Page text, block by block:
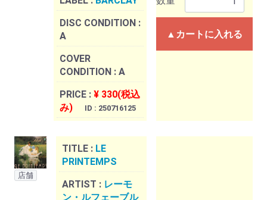
DISC CONDITION :
A
COVER
CONDITION : A
PRICE : ¥ 330(税込
み)
ID : 250716125
▲カートに入れる
店舗
TITLE : LE
PRINTEMPS
ARTIST : レーモ
ン・ルフェーブル